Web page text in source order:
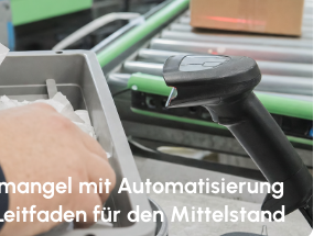
mit Automatisierung
für den Mittelstand